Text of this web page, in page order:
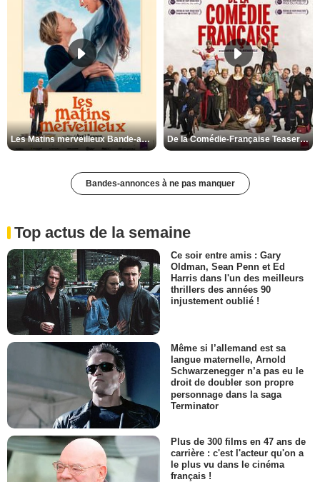
Les Matins merveilleux Bande-annonce VF De la Comédie-Française Teaser VF
Bandes-annonces à ne pas manquer
Top actus de la semaine
Ce soir entre amis : Gary
Oldman, Sean Penn et Ed
Harris dans l'un des meilleurs
thrillers des années 90
injustement oublié !
Même si l’allemand est sa
langue maternelle, Arnold
Schwarzenegger n’a pas eu le
droit de doubler son propre
personnage dans la saga
Terminator
Plus de 300 films en 47 ans de
carrière : c'est l'acteur qu'on a
le plus vu dans le cinéma
français !